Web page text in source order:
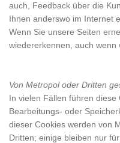
auch, Feedback über die
Ihnen anderswo im Internet
Wenn Sie unsere Seiten
wiedererkennen, auch wenn
Von Metropol oder Dritten
In vielen Fällen führen
Bearbeitungs- oder
dieser Cookies werden von
Dritten; einige bleiben nur